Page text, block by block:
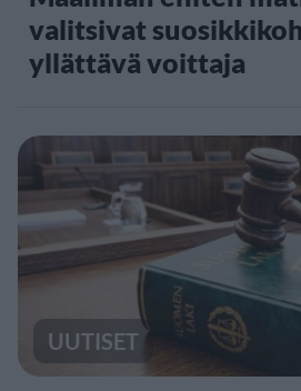
valitsivat
yllättävä voittaja
UUTISET